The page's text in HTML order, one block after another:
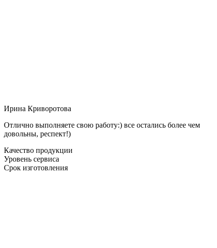
Ирина Криворотова
Отлично выполняете свою работу:) все остались более чем
довольны, респект!)
Качество продукции
Уровень сервиса
Срок изготовления